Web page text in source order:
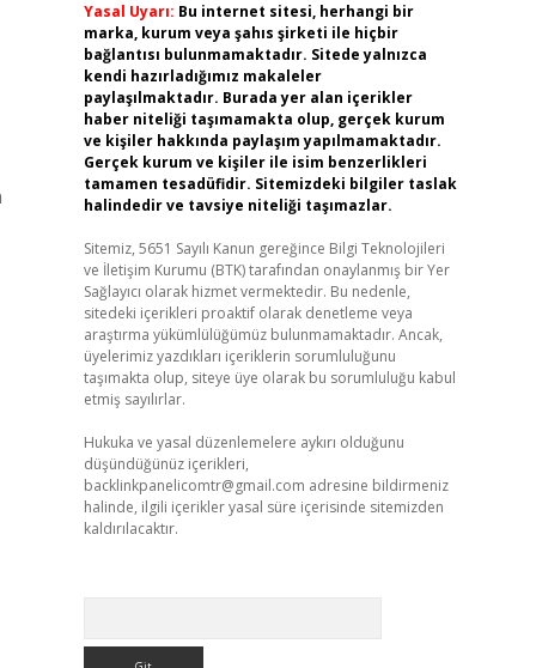
Yasal Uyarı: Bu internet sitesi, herhangi bir
marka, kurum veya şahıs şirketi ile hiçbir
bağlantısı bulunmamaktadır. Sitede yalnızca
kendi hazırladığımız makaleler
paylaşılmaktadır. Burada yer alan içerikler
haber niteliği taşımamakta olup, gerçek kurum
ve kişiler hakkında paylaşım yapılmamaktadır.
Gerçek kurum ve kişiler ile isim benzerlikleri
tamamen tesadüfidir. Sitemizdeki bilgiler taslak
halindedir ve tavsiye niteliği taşımazlar.
Sitemiz, 5651 Sayılı Kanun gereğince Bilgi Teknolojileri
ve İletişim Kurumu (BTK) tarafından onaylanmış bir Yer
Sağlayıcı olarak hizmet vermektedir. Bu nedenle,
sitedeki içerikleri proaktif olarak denetleme veya
araştırma yükümlülüğümüz bulunmamaktadır. Ancak,
üyelerimiz yazdıkları içeriklerin sorumluluğunu
taşımakta olup, siteye üye olarak bu sorumluluğu kabul
etmiş sayılırlar.
Hukuka ve yasal düzenlemelere aykırı olduğunu
düşündüğünüz içerikleri,
backlinkpanelicomtr@gmail.com adresine bildirmeniz
halinde, ilgili içerikler yasal süre içerisinde sitemizden
kaldırılacaktır.